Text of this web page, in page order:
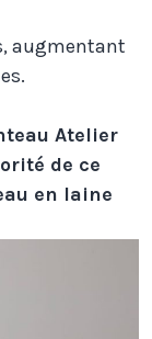
augmentant
Atelier
de ce
en laine